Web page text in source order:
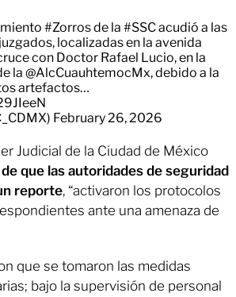
#Zorrosde la #SSCacudió a las
localizadas en la avenida
con Doctor Rafael Lucio, en la
la @AlcCuauhtemocMx, debido a la
artefactos…
February 26, 2026
Judicial de la Ciudad de México
que las autoridades de seguridad
reporte, “activaron los protocolos
ante una amenaza de
que se tomaron las medidas
bajo la supervisión de personal